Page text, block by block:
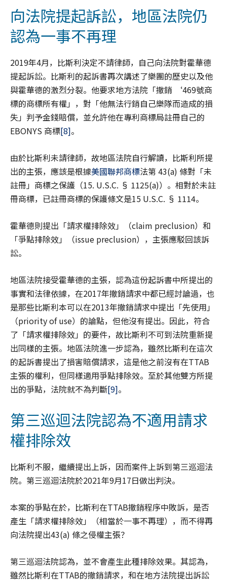
向法院提起訴訟，地區法院仍
認為一事不再理
2019年4月，比斯利決定不請律師，自己向法院對霍華德
提起訴訟。比斯利的起訴書再次講述了樂團的歷史以及他
與霍華德的激烈分裂。他要求地方法院「撤銷 ‘469號商
標的商標所有權」，對「他無法行銷自己樂隊而造成的損
失」判予金錢賠償，並允許他在專利商標局註冊自己的
EBONYS 商標[8]。
由於比斯利未請律師，故地區法院自行解讀，比斯利所提
出的主張，應該是根據美國聯邦商標法第 43(a) 條對「未
註冊」商標之保護（15. U.S.C. § 1125(a)）。相對於未註
冊商標，已註冊商標的保護條文是15 U.S.C. § 1114。
霍華德則提出「請求權排除效」（claim preclusion）和
「爭點排除效」（issue preclusion），主張應駁回該訴
訟。
地區法院接受霍華德的主張，認為這份起訴書中所提出的
事實和法律依據，在2017年撤銷請求中都已經討論過，也
是那些比斯利本可以在2013年撤銷請求中提出「先使用」
（priority of use）的論點，但他沒有提出。因此，符合
了「請求權排除效」的要件，故比斯利不可到法院重新提
出同樣的主張。地區法院進一步認為，雖然比斯利在這次
的起訴書提出了損害賠償請求，這是他之前沒有在TTAB
主張的權利，但同樣適用爭點排除效。至於其他雙方所提
出的爭點，法院就不為判斷[9]。
第三巡迴法院認為不適用請求
權排除效
比斯利不服，繼續提出上訴，因而案件上訴到第三巡迴法
院。第三巡迴法院於2021年9月17日做出判決。
本案的爭點在於，比斯利在TTAB撤銷程序中敗訴，是否
產生「請求權排除效」（相當於一事不再理），而不得再
向法院提出43(a) 條之侵權主張？
第三巡迴法院認為，並不會產生此種排除效果。其認為，
雖然比斯利在TTAB的撤銷請求，和在地方法院提出訴訟